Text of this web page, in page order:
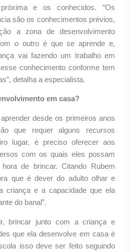
e os conhecidos. “Os
são os conhecimentos prévios,
a zona de desenvolvimento
o outro é que se aprende e,
vai fazendo um trabalho em
conhecimento conforme tem
detalha a especialista.
em casa?
desde os primeiros anos
que requer alguns recursos
lugar, é preciso oferecer aos
com os quais eles possam
de brincar. Citando Rubem
que é dever do adulto olhar e
criança e a capacidade que ela
do banal”.
brincar junto com a criança e
que ela desenvolve em casa é
isso deve ser feito seguindo